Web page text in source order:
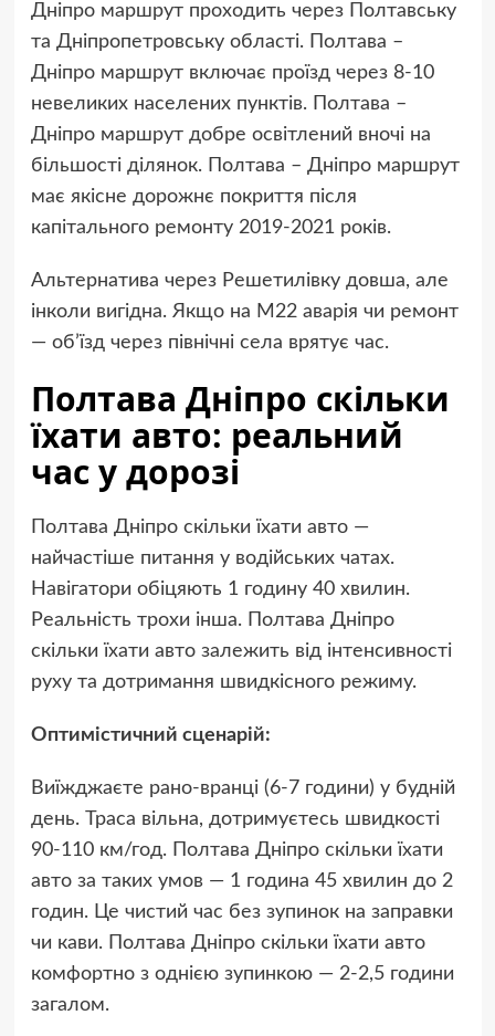
Дніпро маршрут проходить через Полтавську
та Дніпропетровську області. Полтава –
Дніпро маршрут включає проїзд через 8-10
невеликих населених пунктів. Полтава –
Дніпро маршрут добре освітлений вночі на
більшості ділянок. Полтава – Дніпро маршрут
має якісне дорожнє покриття після
капітального ремонту 2019-2021 років.
Альтернатива через Решетилівку довша, але
інколи вигідна. Якщо на М22 аварія чи ремонт
— об’їзд через північні села врятує час.
Полтава Дніпро скільки
їхати авто: реальний
час у дорозі
Полтава Дніпро скільки їхати авто —
найчастіше питання у водійських чатах.
Навігатори обіцяють 1 годину 40 хвилин.
Реальність трохи інша. Полтава Дніпро
скільки їхати авто залежить від інтенсивності
руху та дотримання швидкісного режиму.
Оптимістичний сценарій:
Виїжджаєте рано-вранці (6-7 години) у будній
день. Траса вільна, дотримуєтесь швидкості
90-110 км/год. Полтава Дніпро скільки їхати
авто за таких умов — 1 година 45 хвилин до 2
годин. Це чистий час без зупинок на заправки
чи кави. Полтава Дніпро скільки їхати авто
комфортно з однією зупинкою — 2-2,5 години
загалом.